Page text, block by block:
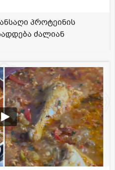
პროტეინის
ძალიან